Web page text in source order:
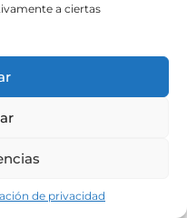
a ciertas
de privacidad